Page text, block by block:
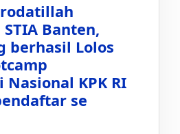
Banten,
berhasil Lolos
KPK RI
se